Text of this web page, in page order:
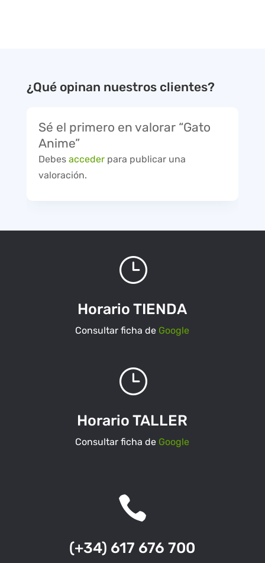
¿Qué opinan nuestros clientes?
Sé el primero en valorar “Gato
Anime”
Debes accederpara publicar una
valoración.
}
Horario TIENDA
Consultar ficha de Google
}
Horario TALLER
Consultar ficha de Google

(+34) 617 676 700